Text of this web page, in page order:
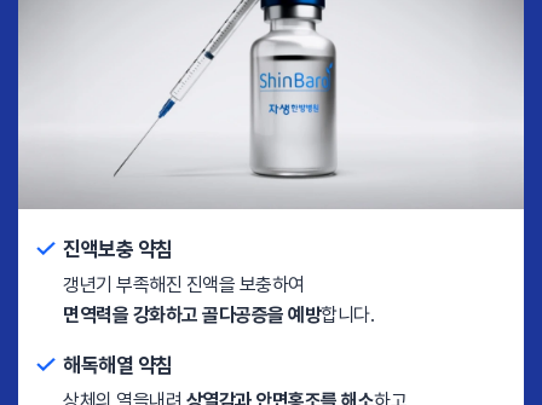
진액보충 약침
갱년기 부족해진 진액을 보충하여
면역력을 강화하고 골다공증을 예방합니다.
해독해열 약침